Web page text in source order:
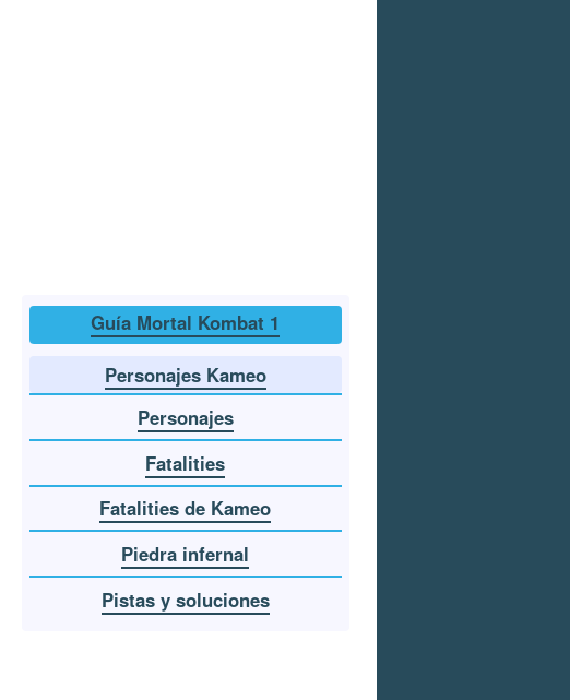
Guía Mortal Kombat 1
Personajes Kameo
Personajes
Fatalities
Fatalities de Kameo
Piedra infernal
Pistas y soluciones